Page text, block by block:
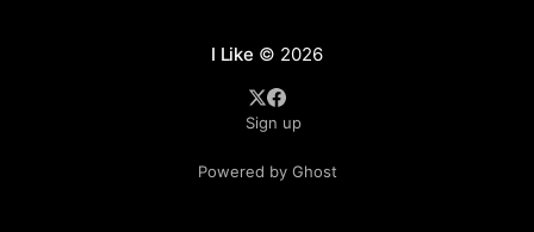
I Like © 2026
Sign up
Powered by Ghost